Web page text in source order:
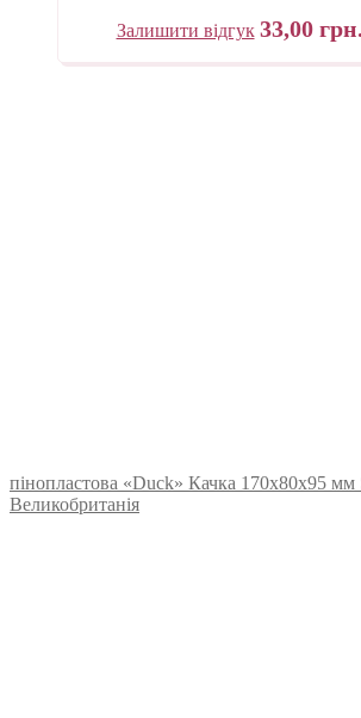
Залишити відгук 33,00 грн.
пінопластова «Duck» Качка 170х80х95 мм
Великобританія